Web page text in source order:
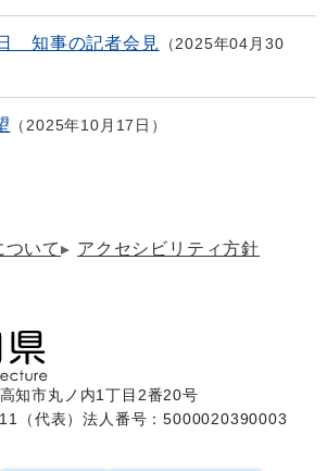
知事の記者会見
2025年04月30
2025年10月17日
いて
アクセシビリティ方針
知市丸ノ内1丁目2番20号
（代表）法人番号：5000020390003